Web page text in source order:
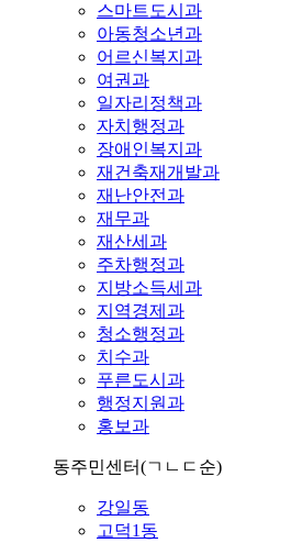
스마트도시과
아동청소년과
어르신복지과
여권과
일자리정책과
자치행정과
장애인복지과
재건축재개발과
재난안전과
재무과
재산세과
주차행정과
지방소득세과
지역경제과
청소행정과
치수과
푸른도시과
행정지원과
홍보과
동주민센터(ㄱㄴㄷ순)
강일동
고덕1동